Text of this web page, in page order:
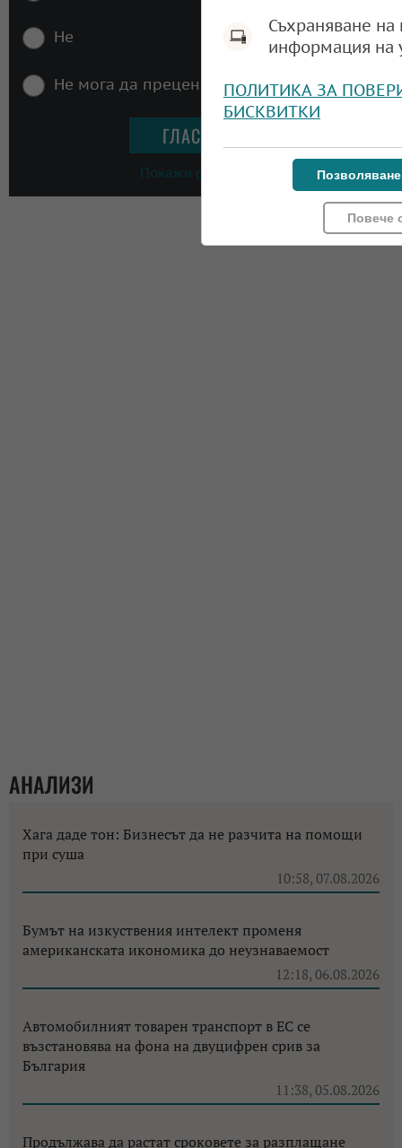
Не
Не мога да преценя
Покажи резултати
АНАЛИЗИ
Хага даде тон: Бизнесът да не разчита на помощи
при суша
10:58, 07.08.2026
Бумът на изкуствения интелект променя
американската икономика до неузнаваемост
12:18, 06.08.2026
Автомобилният товарен транспорт в ЕС се
възстановява на фона на двуцифрен срив за
България
11:38, 05.08.2026
Продължава да растат сроковете за разплащане
Съхраняване
информация на
ПОЛИТИКА ЗА
БИСКВИТКИ
Повече